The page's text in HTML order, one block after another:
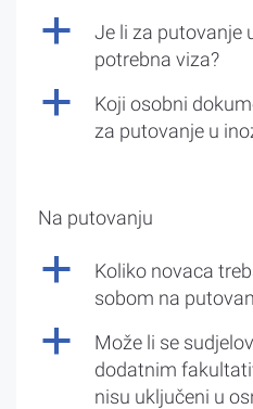
a
Je li za putovanje
potrebna viza?
a
Koji osobni
za putovanje u
Na putovanju
a
Koliko novaca
sobom na
a
Može li se
dodatnim
nisu uključeni u